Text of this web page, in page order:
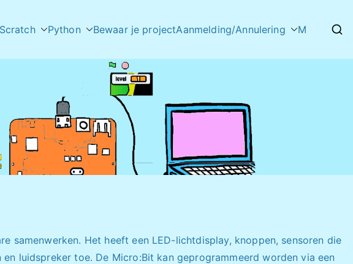
Scratch Python Bewaar je projectAanmelding/Annulering M
samenwerken. Het heeft een LED-lichtdisplay, knoppen, sensoren die
luidspreker toe. De Micro:Bit kan geprogrammeerd worden via een